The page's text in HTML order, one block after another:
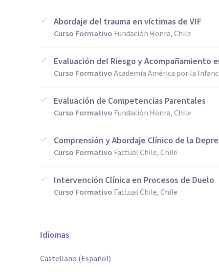
Abordaje del trauma en víctimas de VIF
Curso Formativo Fundación Honra, Chile
Evaluación del Riesgo y Acompañamiento
Curso FormativoAcademía América por la
Evaluación de Competencias Parentales
Curso Formativo Fundación Honra, Chile
Comprensión y Abordaje Clínico de la
Curso Formativo Factual Chile, Chile
Intervención Clínica en Procesos de Duelo
Curso Formativo Factual Chile, Chile
Idiomas
Castellano (Español)